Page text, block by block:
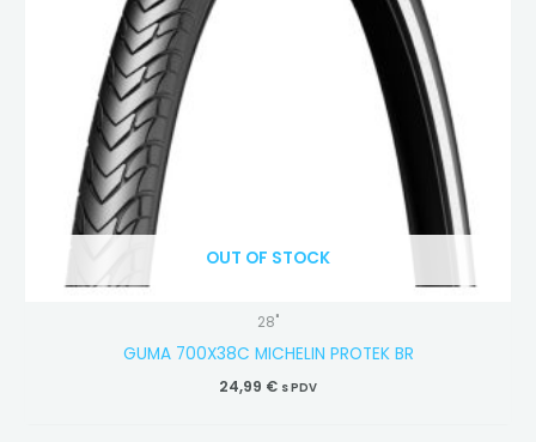
OUT OF STOCK
28"
GUMA 700X38C MICHELIN PROTEK BR
24,99 € s PDV